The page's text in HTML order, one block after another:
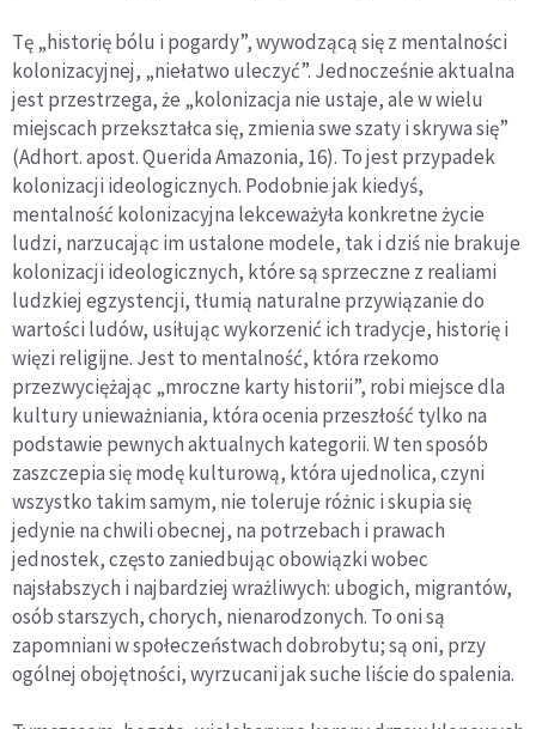
Tę „historię bólu i pogardy”, wywodzącą się z mentalności
kolonizacyjnej, „niełatwo uleczyć”. Jednocześnie aktualna
jest przestrzega, że „kolonizacja nie ustaje, ale w wielu
miejscach przekształca się, zmienia swe szaty i skrywa się”
(Adhort. apost. Querida Amazonia, 16). To jest przypadek
kolonizacji ideologicznych. Podobnie jak kiedyś,
mentalność kolonizacyjna lekceważyła konkretne życie
ludzi, narzucając im ustalone modele, tak i dziś nie brakuje
kolonizacji ideologicznych, które są sprzeczne z realiami
ludzkiej egzystencji, tłumią naturalne przywiązanie do
wartości ludów, usiłując wykorzenić ich tradycje, historię i
więzi religijne. Jest to mentalność, która rzekomo
przezwyciężając „mroczne karty historii”, robi miejsce dla
kultury unieważniania, która ocenia przeszłość tylko na
podstawie pewnych aktualnych kategorii. W ten sposób
zaszczepia się modę kulturową, która ujednolica, czyni
wszystko takim samym, nie toleruje różnic i skupia się
jedynie na chwili obecnej, na potrzebach i prawach
jednostek, często zaniedbując obowiązki wobec
najsłabszych i najbardziej wrażliwych: ubogich, migrantów,
osób starszych, chorych, nienarodzonych. To oni są
zapomniani w społeczeństwach dobrobytu; są oni, przy
ogólnej obojętności, wyrzucani jak suche liście do spalenia.